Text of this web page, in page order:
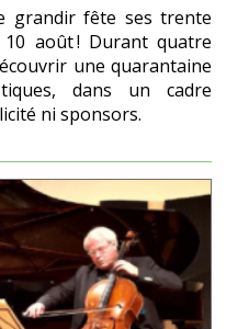
grandir fête ses trente
août ! Durant quatre
une quarantaine
dans un cadre
ni sponsors.